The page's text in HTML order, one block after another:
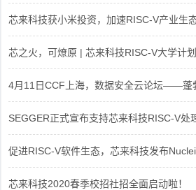
芯来科技获小米投资，加速RISC-V产业生
芯之火，可燎原 | 芯来科技RISC-V大学计划
4月11日CCF上海，数据安全云论坛——蓬
SEGGER正式宣布支持芯来科技RISC-V处
促进RISC-V软件生态，芯来科技发布
芯来科技2020春季校招社招全面启动啦！